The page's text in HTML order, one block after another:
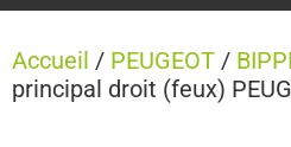
Accueil / PEUGEOT /
principal droit (feux)